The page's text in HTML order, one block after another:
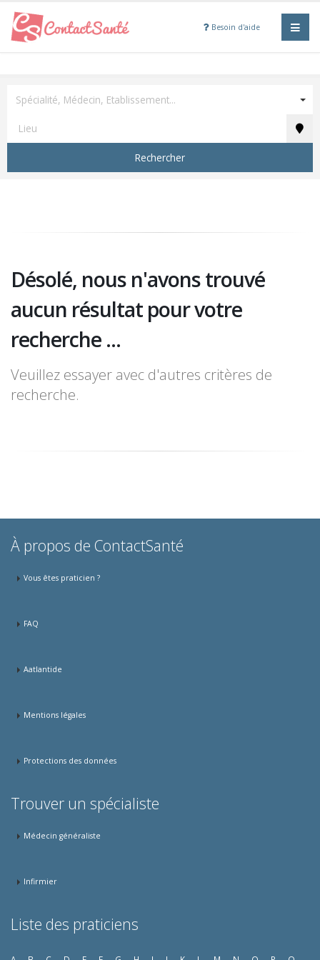
Besoin d'aide
Spécialité, Médecin, Etablissement...
Rechercher
Désolé, nous n'avons trouvé
aucun résultat pour votre
recherche ...
Veuillez essayer avec d'autres critères de
recherche.
À propos de ContactSanté
Vous êtes praticien ?
FAQ
Aatlantide
Mentions légales
Protections des données
Trouver un spécialiste
Médecin généraliste
Infirmier
Liste des praticiens